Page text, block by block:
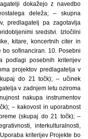
dokažejo z navedbo
deleža; – skupna
predlagatelj pa zagotavlja
sredstvi. Izločilni
kitare, koncertnih citer in
sofinanciran. 10. Posebni
podlagi posebnih kriterijev
projektov predlagatelja v
do 21 točk); – učinek
v zadnjem letu oziroma
nakupa instrumentov
– kakovost in uporabnost
(skupaj do 21 točk); –
interkulturalnosti,
kriterijev Projekte bo